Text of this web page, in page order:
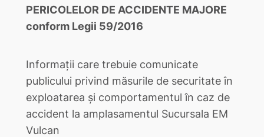
PERICOLELOR DE ACCIDENTE MAJORE
conform Legii 59/2016
Informații care trebuie comunicate
publicului privind măsurile de securitate în
exploatarea și comportamentul în caz de
accident la amplasamentul Sucursala EM
Vulcan